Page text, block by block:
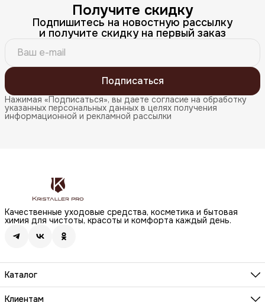
Получите скидку
Подпишитесь на новостную рассылку
и получите скидку на первый заказ
Подписаться
Нажимая «Подписаться», вы даете согласие на обработку
указанных персональных данных в целях получения
информационной и рекламной рассылки
Качественные уходовые средства, косметика и бытовая
химия для чистоты, красоты и комфорта каждый день.
Каталог
Бренды
Волосы
Клиентам